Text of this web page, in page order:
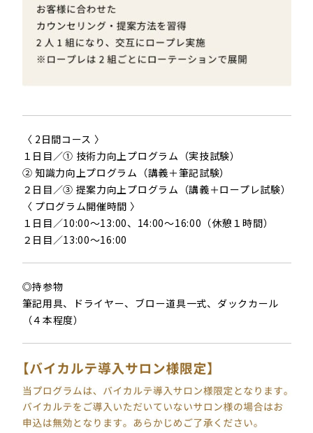
〈 2日間コース 〉
１日目／① 技術力向上プログラム（実技試験）
② 知識力向上プログラム（講義＋筆記試験）
２日目／③ 提案力向上プログラム（講義＋ロープレ試験）
〈 プログラム開催時間 〉
１日目／10:00～13:00、14:00～16:00（休憩１時間）
２日目／13:00～16:00
◎持参物
筆記用具、ドライヤー、ブロー道具一式、ダックカール
（４本程度）